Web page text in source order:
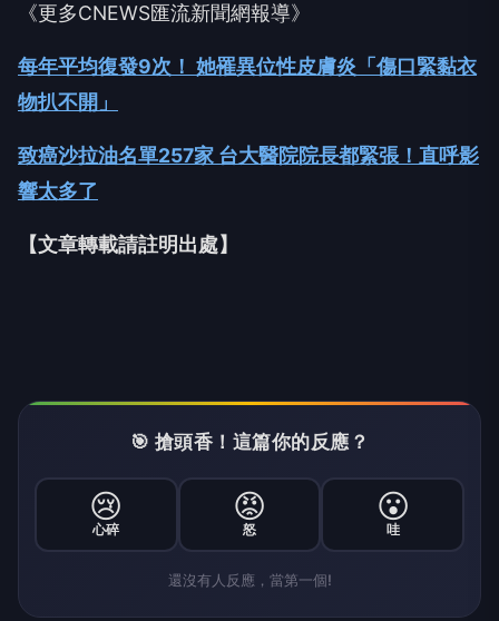
《更多CNEWS匯流新聞網報導》
每年平均復發9次！ 她罹異位性皮膚炎「傷口緊黏衣
物扒不開」
致癌沙拉油名單257家 台大醫院院長都緊張！直呼影
響太多了
【文章轉載請註明出處】
🎯 搶頭香！這篇你的反應？
😢
心碎
😡
怒
😮
哇
還沒有人反應，當第一個!